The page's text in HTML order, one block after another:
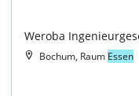
Weroba
Bochum, Raum Essen